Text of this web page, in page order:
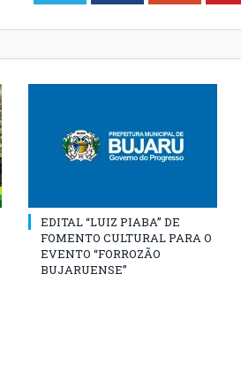
EDITAL “LUIZ PIABA” DE
FOMENTO CULTURAL PARA O
EVENTO “FORROZÃO
BUJARUENSE”